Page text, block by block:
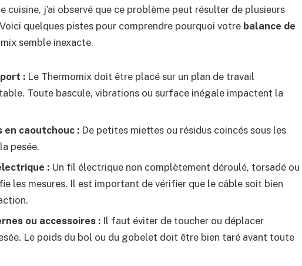
cuisine, j’ai observé que ce problème peut résulter de plusieurs
quelques pistes pour comprendre pourquoi votre balance de
semble inexacte.
: Le Thermomix doit être placé sur un plan de travail
Toute bascule, vibrations ou surface inégale impactent la
en caoutchouc : De petites miettes ou résidus coincés sous les
pesée.
: Un fil électrique non complètement déroulé, torsadé ou
les mesures. Il est important de vérifier que le câble soit bien
ou accessoires : Il faut éviter de toucher ou déplacer
Le poids du bol ou du gobelet doit être bien taré avant toute